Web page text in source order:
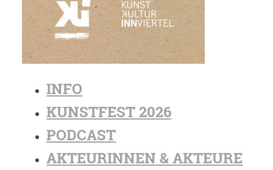
INFO
KUNSTFEST 2026
PODCAST
AKTEURINNEN & AKTEURE